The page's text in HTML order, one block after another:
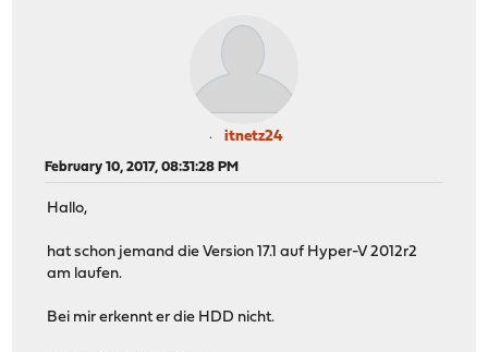
itnetz24
February 10, 2017, 08:31:28 PM
Hallo,
hat schon jemand die Version 17.1 auf Hyper-V 2012r2
am laufen.
Bei mir erkennt er die HDD nicht.